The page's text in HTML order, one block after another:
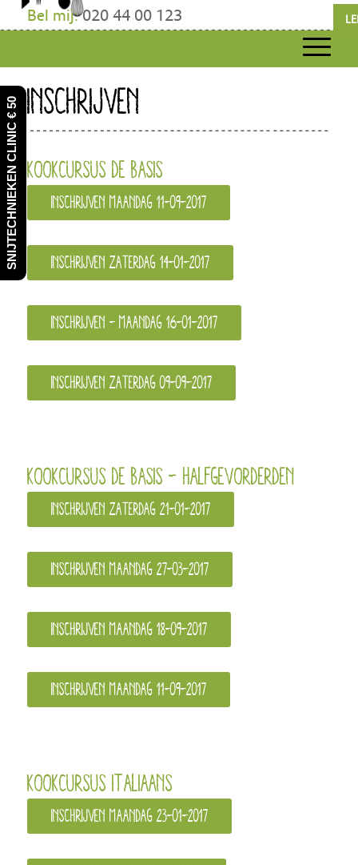
Bel mij:020 44 00 123
INSCHRIJVEN
Kookcursus de Basis
Inschrijven maandag 11-09-2017
Inschrijven zaterdag 14-01-2017
Inschrijven - maandag 16-01-2017
Inschrijven zaterdag 09-09-2017
Kookcursus de Basis – Halfgevorderden
Inschrijven zaterdag 21-01-2017
Inschrijven maandag 27-03-2017
Inschrijven maandag 18-09-2017
Inschrijven maandag 11-09-2017
Kookcursus Italiaans
Inschrijven maandag 23-01-2017
SNIJTECHNIEKEN CLINIC € 50